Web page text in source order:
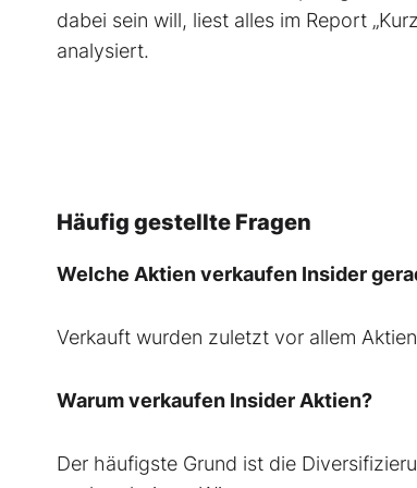
dabei sein will, liest alles im Report
analysiert.
Häufig gestellte Fragen
Welche Aktien verkaufen Insider
Verkauft wurden zuletzt vor allem
Warum verkaufen Insider Aktien?
Der häufigste Grund ist die